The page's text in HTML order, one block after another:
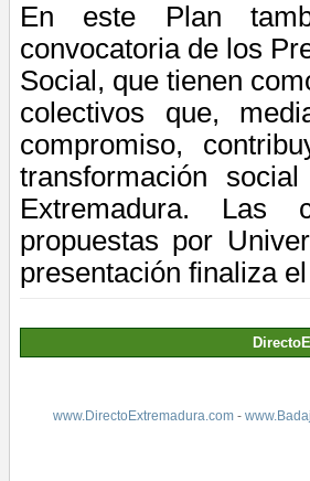
En este Plan
convocatoria de los
Social, que tienen
colectivos que,
compromiso,
transformación
Extremadura. Las
propuestas por
presentación finaliza el
www.DirectoExtremadura.com-